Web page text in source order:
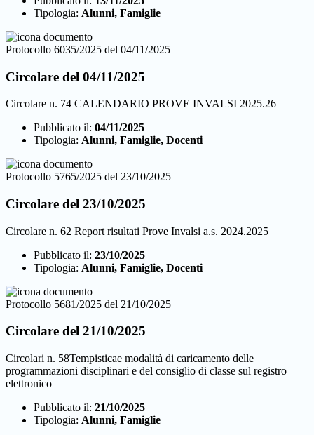
Tipologia: Alunni, Famiglie
Protocollo 6035/2025 del 04/11/2025
Circolare del 04/11/2025
Circolare n. 74 CALENDARIO PROVE INVALSI 2025.26
Pubblicato il: 04/11/2025
Tipologia: Alunni, Famiglie, Docenti
Protocollo 5765/2025 del 23/10/2025
Circolare del 23/10/2025
Circolare n. 62 Report risultati Prove Invalsi a.s. 2024.2025
Pubblicato il: 23/10/2025
Tipologia: Alunni, Famiglie, Docenti
Protocollo 5681/2025 del 21/10/2025
Circolare del 21/10/2025
Circolari n. 58Tempisticae modalità di caricamento delle
programmazioni disciplinari e del consiglio di classe sul registro
elettronico
Pubblicato il: 21/10/2025
Tipologia: Alunni, Famiglie